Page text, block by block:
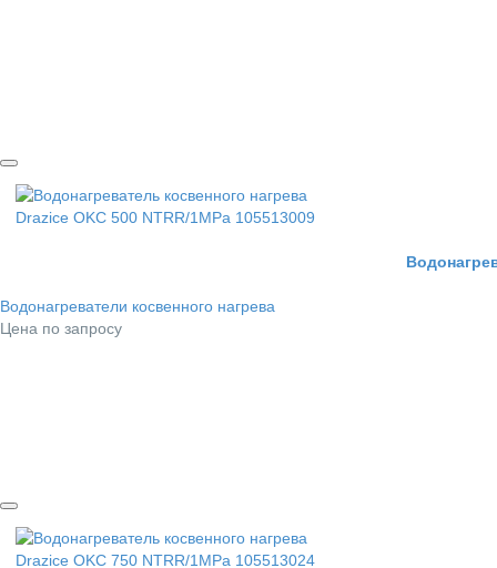
Водонагреватели косвенного нагрева
Цена по запросу